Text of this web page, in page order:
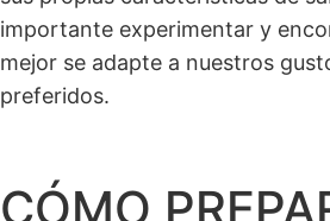
importante experimentar y
mejor se adapte a nuestros
preferidos.
CÓMO